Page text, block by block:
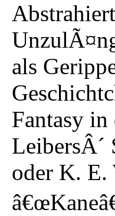
als
Fantasy
LeibersÂ´
oder K. E.